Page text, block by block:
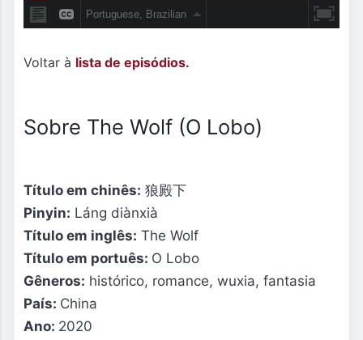
Voltar à lista de episódios.
Sobre The Wolf (O Lobo)
Título em chinês: 狼殿下
Pinyin: Láng diànxià
Título em inglês: The Wolf
Título em portuês: O Lobo
Gêneros: histórico, romance, wuxia, fantasia
País: China
Ano: 2020